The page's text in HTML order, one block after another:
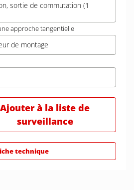
sortie de commutation (1
approche tangentielle
de montage
Ajouter à la liste de
surveillance
technique